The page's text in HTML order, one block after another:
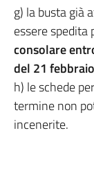
g) la busta già
essere spedita
consolare
del 21 febbraio
h) le schede
termine non
incenerite.